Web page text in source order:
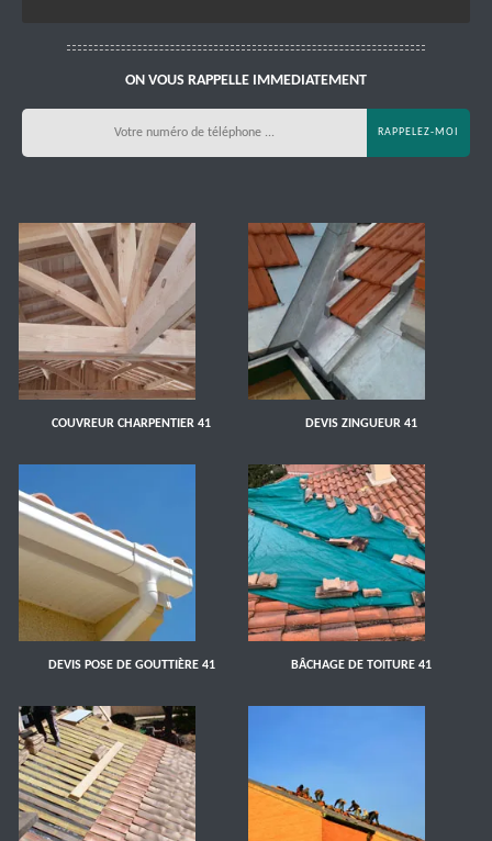
ON VOUS RAPPELLE IMMEDIATEMENT
COUVREUR CHARPENTIER 41 DEVIS ZINGUEUR 41
DEVIS POSE DE GOUTTIÈRE 41 BÂCHAGE DE TOITURE 41